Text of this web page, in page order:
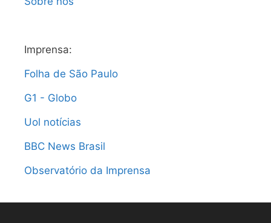
Imprensa:
Folha de São Paulo
G1 - Globo
Uol notícias
BBC News Brasil
Observatório da Imprensa